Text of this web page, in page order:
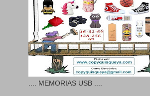
.... MEMORIAS USB ....